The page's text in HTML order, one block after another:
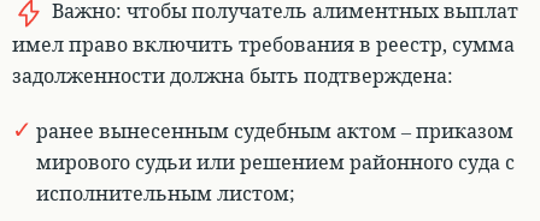
Важно: чтобы получатель алиментных выплат
имел право включить требования в реестр, сумма
задолженности должна быть подтверждена:
ранее вынесенным судебным актом – приказом
мирового судьи или решением районного суда с
исполнительным листом;